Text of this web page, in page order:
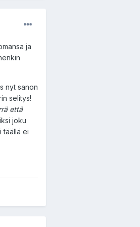
ja
nyt sanon
selitys!
että
joku
täällä ei